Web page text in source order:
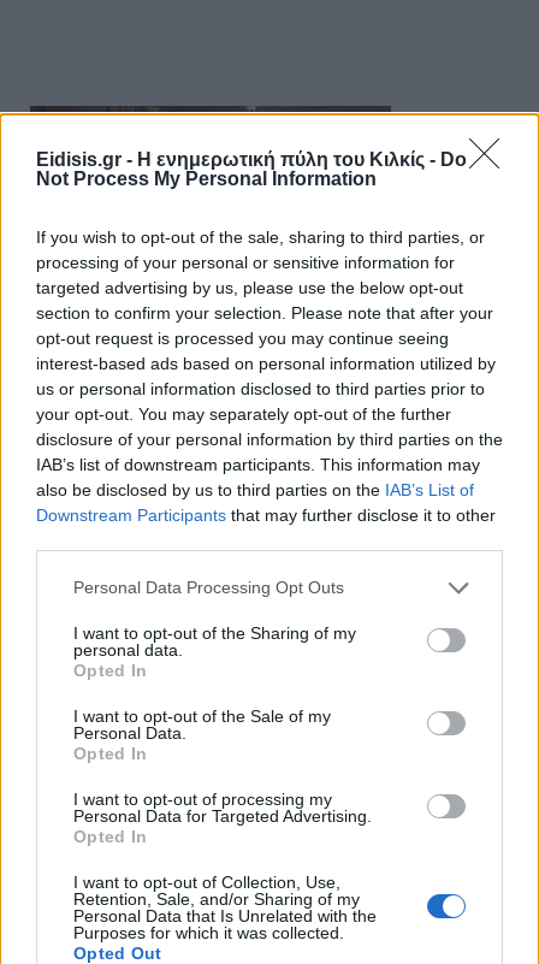
Eidisis.gr - Η ενημερωτική πύλη του Κιλκίς - Do
Not Process My Personal Information
If you wish to opt-out of the sale, sharing to third parties, or
processing of your personal or sensitive information for
targeted advertising by us, please use the below opt-out
section to confirm your selection. Please note that after your
opt-out request is processed you may continue seeing
interest-based ads based on personal information utilized by
us or personal information disclosed to third parties prior to
your opt-out. You may separately opt-out of the further
disclosure of your personal information by third parties on the
IAB’s list of downstream participants. This information may
also be disclosed by us to third parties on the IAB’s List of
Downstream Participants that may further disclose it to other
Personal Data Processing Opt Outs
I want to opt-out of the Sharing of my
personal data.
Opted In
I want to opt-out of the Sale of my
Personal Data.
Opted In
I want to opt-out of processing my
Personal Data for Targeted Advertising.
Opted In
I want to opt-out of Collection, Use,
Retention, Sale, and/or Sharing of my
Personal Data that Is Unrelated with the
Purposes for which it was collected.
Opted Out
Πρωινή